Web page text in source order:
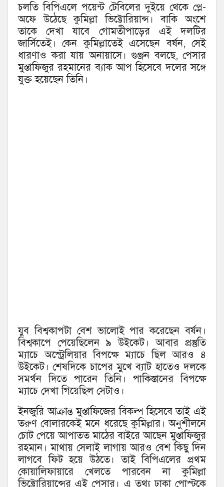
চলতি বিপিএলে পয়েন্ট টেবিলের দুইয়ে থেকে প্লে-
অফে উঠেছে কুমিল্লা ভিক্টোরিয়ান্স। বাকি অংশে
তাকে দেখা যাবে গোমতীপাড়ের এই দলটির
জার্সিতেই। কেন কুমিল্লাতেই এসেছেন বর্ষন, সেই
ধারণাও করা যায় অনায়াসে। গুঞ্জন বলছে, পেসার
মুস্তাফিজুর রহমানের ব্যাক আপ হিসেবে দলের সঙ্গে
যুক্ত হয়েছেন তিনি।
যুব বিশ্বকাপটা বেশ ভালোই পার করেছেন বর্ষন।
বিশ্বকাপে পেয়েছিলেন ৯ উইকেট। আবার প্রস্তুতি
ম্যাচে অস্ট্রেলিয়ার বিপক্ষে ম্যাচে ছিল আরও ৪
উইকেট। শেষদিকে চাপের মুখে ব্যাট হাতেও দলকে
সমর্থন দিতে পারেন তিনি। পাকিস্তানের বিপক্ষে
ম্যাচে দেখা গিয়েছিল সেটাও।
ইনজুরি আক্রান্ত মুস্তাফিজের বিকল্প হিসেবে তাই এই
তরুণ বোলারকেই মনে ধরেছে কুমিল্লার। অনুশীলনে
চোট পেয়ে আপাতত মাঠের বাইরে আছেন মুস্তাফিজুর
রহমান। মাথায় সেলাই লাগায় আরও বেশ কিছু দিন
লাগবে ফিট হয়ে উঠতে। তাই বিপিএলের প্রথম
কোয়ালিফায়ারে খেলতে পারবেন না কুমিল্লা
ভিক্টোরিয়ান্সের এই পেসার। এ তথ্য ঢাকা পোস্টকে